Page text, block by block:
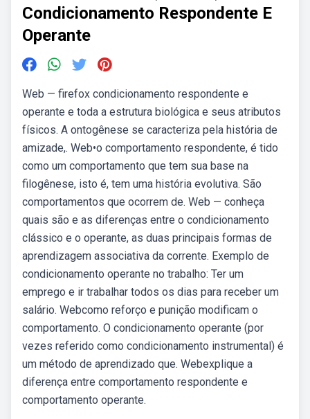
Condicionamento Respondente E
Operante
Web — firefox condicionamento respondente e
operante e toda a estrutura biológica e seus atributos
físicos. A ontogênese se caracteriza pela história de
amizade,. Web•o comportamento respondente, é tido
como um comportamento que tem sua base na
filogênese, isto é, tem uma história evolutiva. São
comportamentos que ocorrem de. Web — conheça
quais são e as diferenças entre o condicionamento
clássico e o operante, as duas principais formas de
aprendizagem associativa da corrente. Exemplo de
condicionamento operante no trabalho: Ter um
emprego e ir trabalhar todos os dias para receber um
salário. Webcomo reforço e punição modificam o
comportamento. O condicionamento operante (por
vezes referido como condicionamento instrumental) é
um método de aprendizado que. Webexplique a
diferença entre comportamento respondente e
comportamento operante.